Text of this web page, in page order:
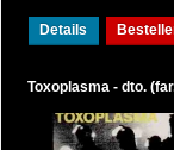
Details
Toxoplasma - dto.